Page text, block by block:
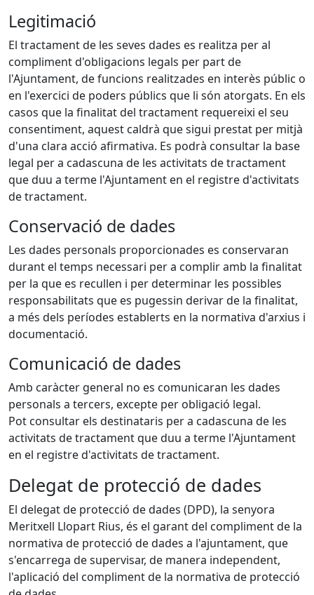
Legitimació
El tractament de les seves dades es realitza per al
compliment d'obligacions legals per part de
l'Ajuntament, de funcions realitzades en interès públic o
en l'exercici de poders públics que li són atorgats. En els
casos que la finalitat del tractament requereixi el seu
consentiment, aquest caldrà que sigui prestat per mitjà
d'una clara acció afirmativa. Es podrà consultar la base
legal per a cadascuna de les activitats de tractament
que duu a terme l'Ajuntament en el registre d'activitats
de tractament.
Conservació de dades
Les dades personals proporcionades es conservaran
durant el temps necessari per a complir amb la finalitat
per la que es recullen i per determinar les possibles
responsabilitats que es pugessin derivar de la finalitat,
a més dels períodes establerts en la normativa d'arxius i
documentació.
Comunicació de dades
Amb caràcter general no es comunicaran les dades
personals a tercers, excepte per obligació legal.
Pot consultar els destinataris per a cadascuna de les
activitats de tractament que duu a terme l'Ajuntament
en el registre d'activitats de tractament.
Delegat de protecció de dades
El delegat de protecció de dades (DPD), la senyora
Meritxell Llopart Rius, és el garant del compliment de la
normativa de protecció de dades a l'ajuntament, que
s'encarrega de supervisar, de manera independent,
l'aplicació del compliment de la normativa de protecció